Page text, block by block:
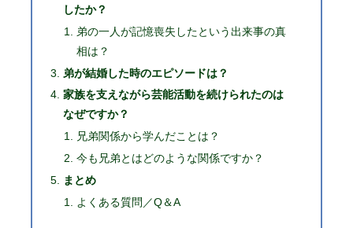
したか？
弟の一人が記憶喪失したという出来事の真
相は？
弟が結婚した時のエピソードは？
家族を支えながら芸能活動を続けられたのは
なぜですか？
兄弟関係から学んだことは？
今も兄弟とはどのような関係ですか？
まとめ
よくある質問／Q＆A